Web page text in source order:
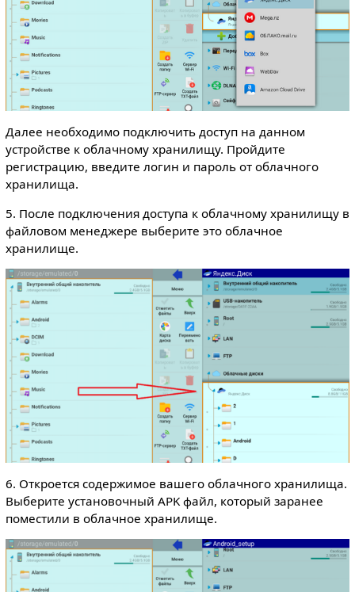
Далее необходимо подключить доступ на данном
устройстве к облачному хранилищу. Пройдите
регистрацию, введите логин и пароль от облачного
хранилища.
5. После подключения доступа к облачному хранилищу в
файловом менеджере выберите это облачное
хранилище.
6. Откроется содержимое вашего облачного хранилища.
Выберите установочный APK файл, который заранее
поместили в облачное хранилище.